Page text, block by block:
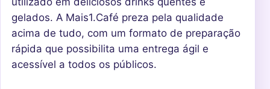
gelados. A Mais1.Café preza pela qualidade
acima de tudo, com um formato de preparação
rápida que possibilita uma entrega ágil e
acessível a todos os públicos.